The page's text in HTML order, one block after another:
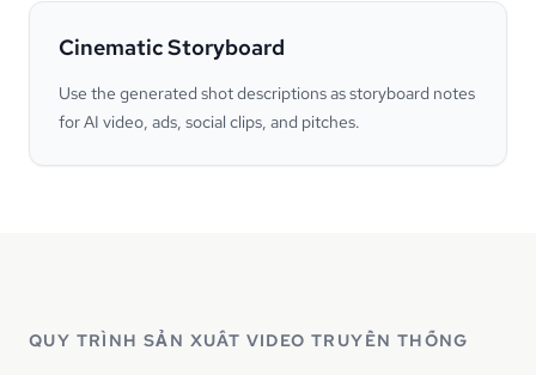
Cinematic Storyboard
Use the generated shot descriptions as storyboard notes
for AI video, ads, social clips, and pitches.
QUY TRÌNH SẢN XUẤT VIDEO TRUYỀN THỐNG